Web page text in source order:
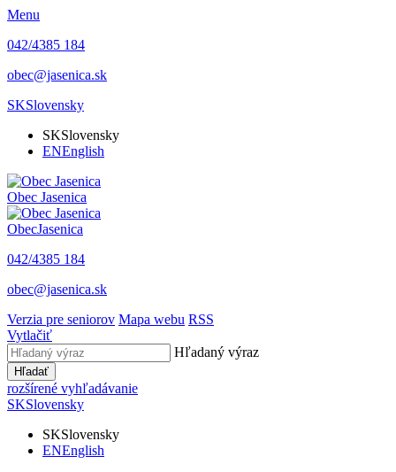
Menu
042/4385 184
obec@jasenica.sk
SKSlovensky
SKSlovensky
ENEnglish
Obec Jasenica
ObecJasenica
042/4385 184
obec@jasenica.sk
Verzia pre seniorov Mapa webu RSS
Vytlačiť
Hľadaný výraz
Hľadať
rozšírené vyhľadávanie
SKSlovensky
SKSlovensky
ENEnglish